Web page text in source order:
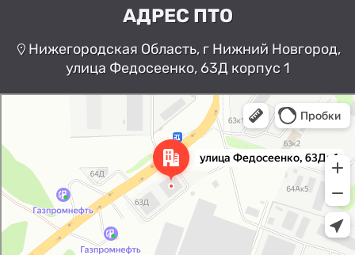
АДРЕС ПТО
Нижегородская Область, г Нижний Новгород,
улица Федосеенко, 63Д корпус 1
Нижний Новгород
Улица Федосеенко, 63Дк1 —
Яндекс Карты